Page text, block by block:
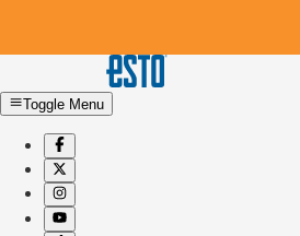
Toggle Menu